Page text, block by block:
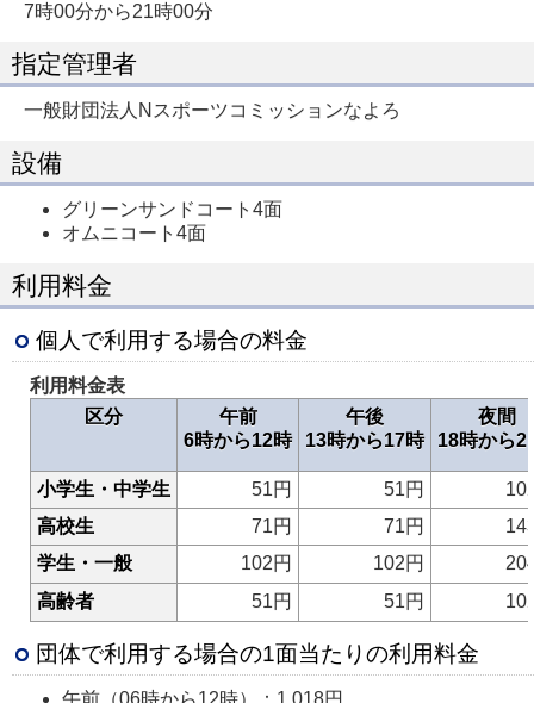
7時00分から21時00分
指定管理者
一般財団法人Nスポーツコミッションなよろ
設備
グリーンサンドコート4面
オムニコート4面
利用料金
個人で利用する場合の料金
利用料金表
区分
午前
6時から12時
午後
13時から17時
夜間
18時から
小学生・中学生 51円 51円
高校生
71円 71円
学生・一般
102円 102円
高齢者
51円 51円
団体で利用する場合の1面当たりの利用料金